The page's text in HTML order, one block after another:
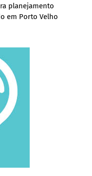
planejamento
em Porto Velho